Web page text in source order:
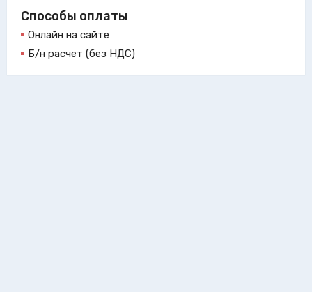
Способы оплаты
Онлайн на сайте
Б/н расчет (без НДС)